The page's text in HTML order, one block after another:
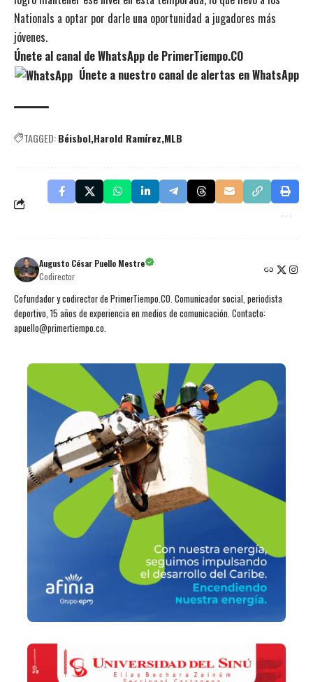
Nationals a optar por darle una oportunidad a jugadores más
jóvenes.
Únete al canal de WhatsApp de PrimerTiempo.CO
Únete a nuestro canal de alertas en WhatsApp
TAGGED:Béisbol Harold Ramírez MLB
Augusto César Puello Mestre
Codirector
Cofundador y codirector de PrimerTiempo.CO. Comunicador social, periodista
deportivo, 15 años de experiencia en medios de comunicación. Contacto:
apuello@primertiempo.co.